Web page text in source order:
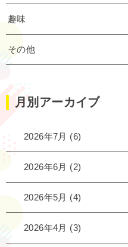
趣味
その他
月別アーカイブ
2026年7月 (6)
2026年6月 (2)
2026年5月 (4)
2026年4月 (3)